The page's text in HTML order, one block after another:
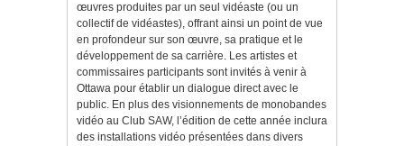
œuvres produites par un seul vidéaste (ou un
collectif de vidéastes), offrant ainsi un point de vue
en profondeur sur son œuvre, sa pratique et le
développement de sa carrière. Les artistes et
commissaires participants sont invités à venir à
Ottawa pour établir un dialogue direct avec le
public. En plus des visionnements de monobandes
vidéo au Club SAW, l’édition de cette année inclura
des installations vidéo présentées dans divers